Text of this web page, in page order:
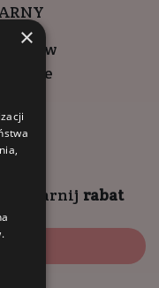
pt)
zgarnij rabat
×